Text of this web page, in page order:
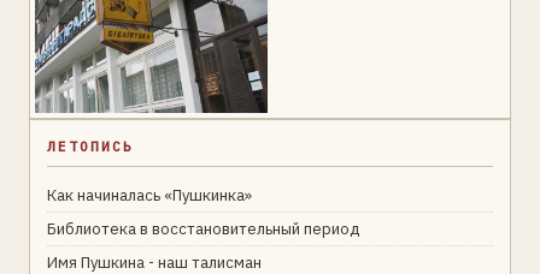
ЛЕТОПИСЬ
Как начиналась «Пушкинка»
Библиотека в восстановительный период
Имя Пушкина - наш талисман